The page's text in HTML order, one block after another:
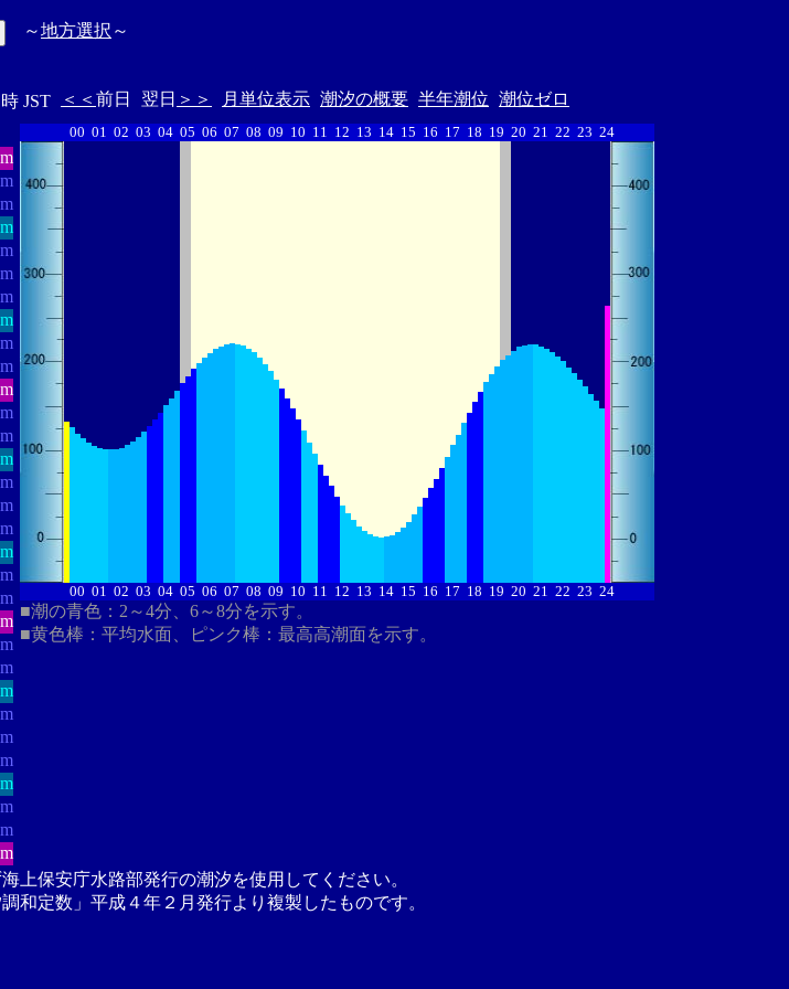
～地方選択 ～
JST ＜＜ 前日 翌日 ＞＞ 月単位表示 潮汐の概要 半年潮位 潮位ゼロ
00 01 02 03 04 05 06 07 08 09 10 11 12 13 14 15 16 17 18 19 20 21 22 23 24
00 01 02 03 04 05 06 07 08 09 10 11 12 13 14 15 16 17 18 19 20 21 22 23 24
■潮の青色：2～4分、6～8分を示す。
■黄色棒：平均水面、ピンク棒：最高高潮面を示す。
上保安庁水路部発行の潮汐を使用してください。
和定数」平成４年２月発行より複製したものです。